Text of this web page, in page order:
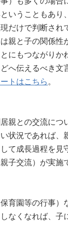
いうこともあり
だけで判断され
親と子の関係性
にもつながりか
へ伝えるべき文
トはこちら 。
親との交流につ
状況であれば、
て成長過程を見
子交流）が実施
育園等の行事）
なくなれば、子